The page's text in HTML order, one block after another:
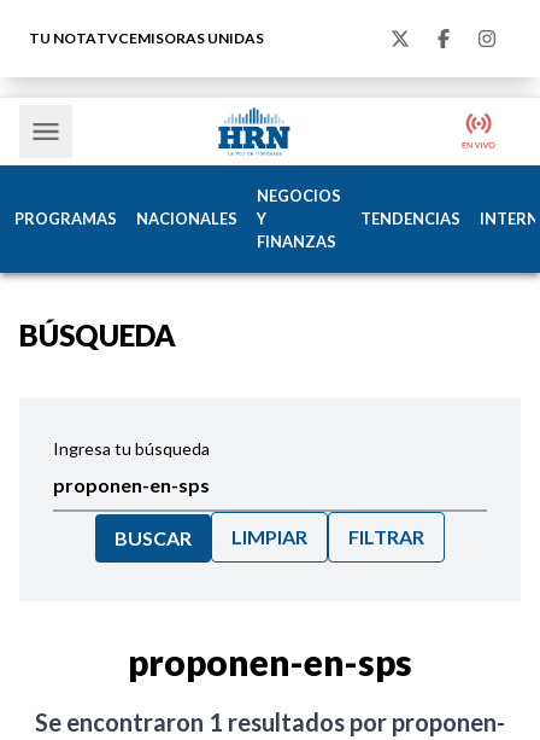
TU NOTATVCEMISORAS UNIDAS
PROGRAMAS NACIONALES
NEGOCIOS
Y
FINANZAS
TENDENCIAS
BÚSQUEDA
Ingresa tu búsqueda
BUSCAR LIMPIAR FILTRAR
proponen-en-sps
Se encontraron 1 resultados por proponen-